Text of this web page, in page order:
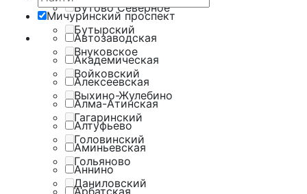
Бутово Северное
Бутырский
Внуковское
Войковский
Выхино-Жулебино
Гагаринский
Головинский
Гольяново
Даниловский
Мичуринский проспект
Автозаводская
Академическая
Алексеевская
Алма-Атинская
Алтуфьево
Аминьевская
Аннино
Арбатская